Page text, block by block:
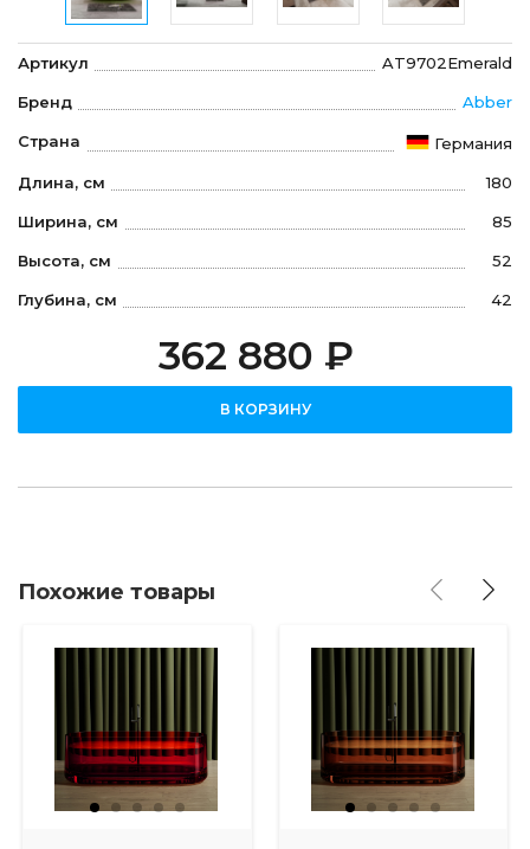
Артикул AT9702Emerald
Бренд Abber
Страна Германия
Длина, см 180
Ширина, см 85
Высота, см 52
Глубина, см 42
362 880 ₽
В КОРЗИНУ
Похожие товары